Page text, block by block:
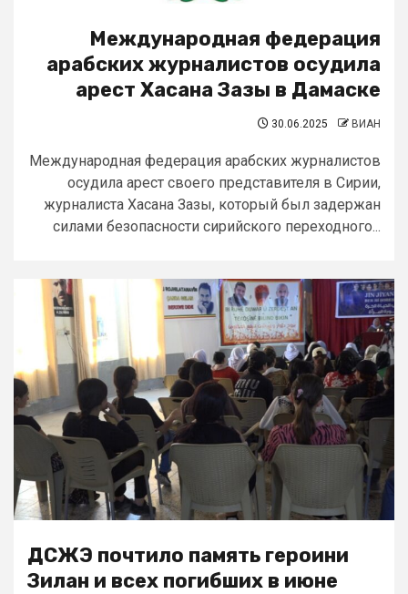
Международная федерация
арабских журналистов осудила
арест Хасана Зазы в Дамаске
30.06.2025 ВИАН
Международная федерация арабских журналистов
осудила арест своего представителя в Сирии,
журналиста Хасана Зазы, который был задержан
силами безопасности сирийского переходного...
ДСЖЭ почтило память героини
Зилан и всех погибших в июне